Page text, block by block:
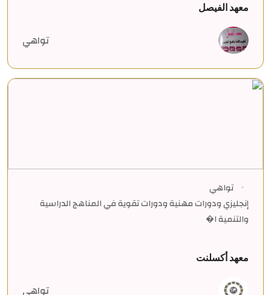
معهد الفيصل
تواهي
تواهي
إنجليزي ودورات مهنية ودورات تقوية في المناهج الدراسية
والتنمية ا�
معهد أكسلنت
تواهي